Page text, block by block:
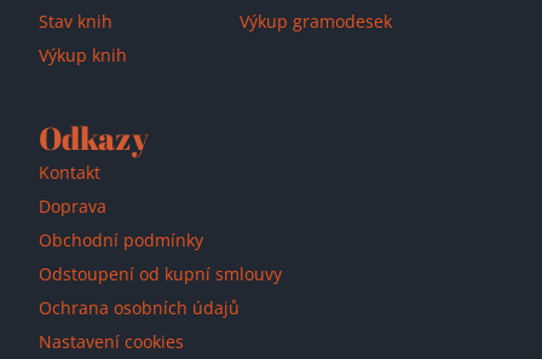
Stav knih
Výkup knih
Výkup gramodesek
Odkazy
Kontakt
Doprava
Obchodní podmínky
Odstoupení od kupní smlouvy
Ochrana osobních údajů
Nastavení cookies